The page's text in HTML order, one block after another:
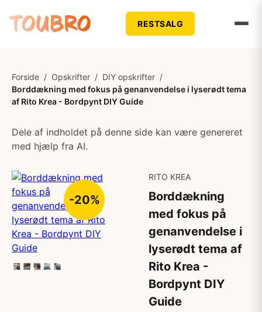
RESTSALG
Forside / Opskrifter / DIY opskrifter /
Borddækning med fokus på genanvendelse i lyserødt tema
af Rito Krea - Bordpynt DIY Guide
Dele af indholdet på denne side kan være genereret
med hjælp fra AI.
-20%
RITO KREA
Borddækning
med fokus på
genanvendelse i
lyserødt tema af
Rito Krea -
Bordpynt DIY
Guide